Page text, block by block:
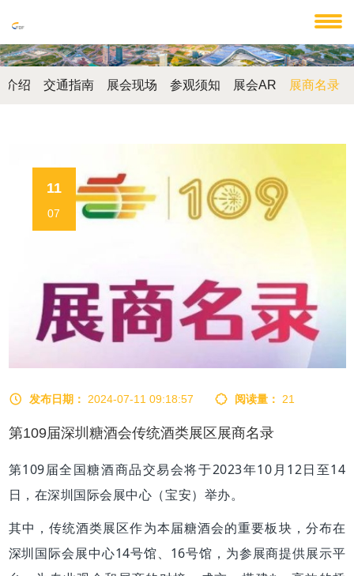
介绍 交通指南 展会现场 参观须知 展会AR 展商名录
11
07
发布日期： 2024-07-11 09:18:57 阅读量： 21
第109届深圳糖酒会传统酒类展区展商名录
第109届全国糖酒商品交易会将于2023年10月12日至14
日，在深圳国际会展中心（宝安）举办。
其中，传统酒类展区作为本届糖酒会的重要板块，分布在
深圳国际会展中心14号馆、16号馆，为参展商提供展示平